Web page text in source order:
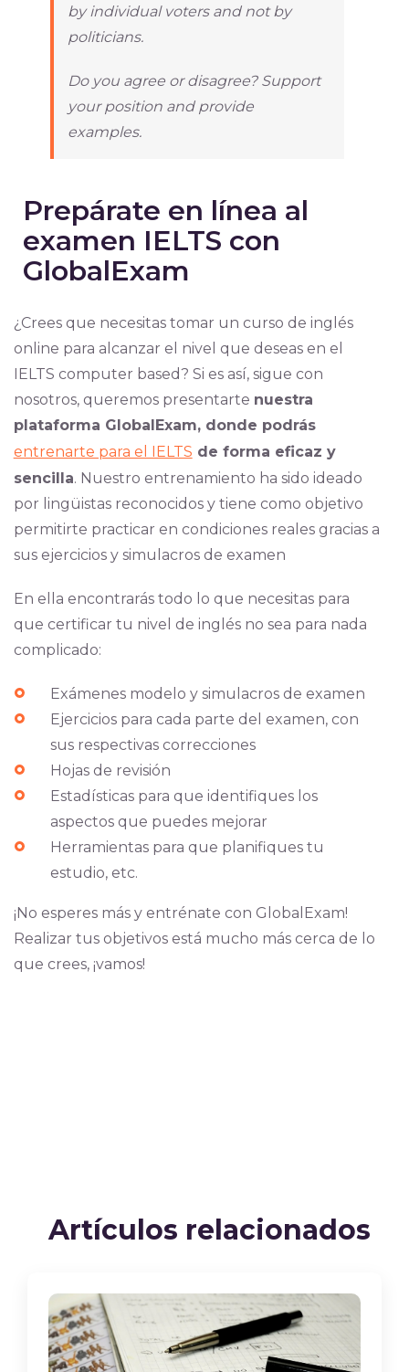
by individual voters and not by
politicians.
Do you agree or disagree? Support
your position and provide
examples.
Prepárate en línea al
examen IELTS con
GlobalExam
¿Crees que necesitas tomar un curso de inglés
online para alcanzar el nivel que deseas en el
IELTS computer based? Si es así, sigue con
nosotros, queremos presentarte nuestra
plataforma GlobalExam, donde podrás
entrenarte para el IELTS de forma eficaz y
sencilla. Nuestro entrenamiento ha sido ideado
por lingüistas reconocidos y tiene como objetivo
permitirte practicar en condiciones reales gracias a
sus ejercicios y simulacros de examen
En ella encontrarás todo lo que necesitas para
que certificar tu nivel de inglés no sea para nada
complicado:
Exámenes modelo y simulacros de examen
Ejercicios para cada parte del examen, con
sus respectivas correcciones
Hojas de revisión
Estadísticas para que identifiques los
aspectos que puedes mejorar
Herramientas para que planifiques tu
estudio, etc.
¡No esperes más y entrénate con GlobalExam!
Realizar tus objetivos está mucho más cerca de lo
que crees, ¡vamos!
Artículos relacionados